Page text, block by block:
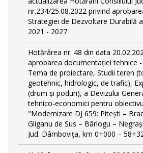
nr.234/25.08.2022 privind
Strategiei de Dezvoltare Durabilă
2021 - 2027
Hotărârea nr. 48 din data
aprobarea documentației tehnice
Tema de proiectare, Studii teren
geotehnic, hidrologic, de trafic),
(drum și poduri), a Devizului
tehnico-economici pentru
"Modernizare DJ 659: Pitești –
Gliganu de Sus – Bârlogu –
Jud. Dâmboviţa, km 0+000 –